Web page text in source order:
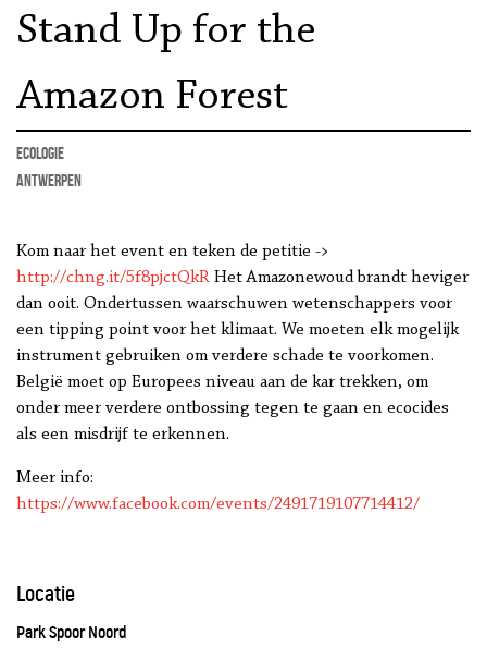
Aktief
Stand Up for the
Amazon Forest
ecologie
Antwerpen
Kom naar het event en teken de petitie ->
http://chng.it/5f8pjctQkR Het Amazonewoud brandt heviger
dan ooit. Ondertussen waarschuwen wetenschappers voor
een tipping point voor het klimaat. We moeten elk mogelijk
instrument gebruiken om verdere schade te voorkomen.
België moet op Europees niveau aan de kar trekken, om
onder meer verdere ontbossing tegen te gaan en ecocides
als een misdrijf te erkennen.
Meer info:
https://www.facebook.com/events/2491719107714412/
Locatie
Park Spoor Noord